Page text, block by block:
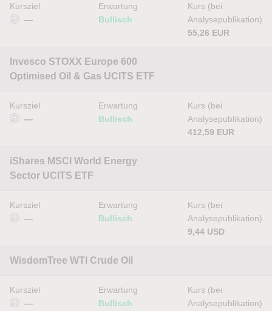
Kursziel
—
Erwartung
Bullisch
Kurs (bei
Analysepublikation)
55,26 EUR
Invesco STOXX Europe 600
Optimised Oil & Gas UCITS ETF
Kursziel
—
Erwartung
Bullisch
Kurs (bei
Analysepublikation)
412,59 EUR
iShares MSCI World Energy
Sector UCITS ETF
Kursziel
—
Erwartung
Bullisch
Kurs (bei
Analysepublikation)
9,44 USD
WisdomTree WTI Crude Oil
Kursziel
—
Erwartung
Bullisch
Kurs (bei
Analysepublikation)